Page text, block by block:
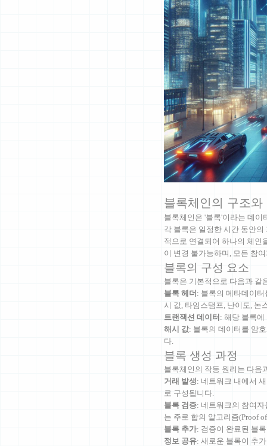
블록체인의 구조와
블록체인은 '블록'이라는 데이
각 블록은 일정한 시간 동안
적으로 연결되어 하나의 체인
이 변경 불가능하며, 모든 참
블록의 구성 요소
블록은 기본적으로 다음과 같
블록 헤더 : 블록의 메타데이
시 값, 타임스탬프, 난이도, 논
트랜잭션 데이터 : 해당 블록
해시 값: 블록의 데이터를 암
다.
블록 생성 과정
블록체인의 작동 원리는 다음
거래 발생: 네트워크 내에서
로 구성됩니다.
블록 검증: 네트워크의 참여
는 주로 합의 알고리즘(Proof
블록 추가: 검증이 완료된 블
정보 공유: 새로운 블록이 추